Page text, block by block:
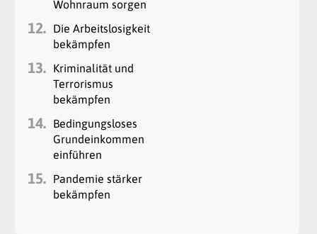
Wohnraum sorgen
12.
Die Arbeitslosigkeit
bekämpfen
13.
Kriminalität und
Terrorismus
bekämpfen
14.
Bedingungsloses
Grundeinkommen
einführen
15.
Pandemie stärker
bekämpfen